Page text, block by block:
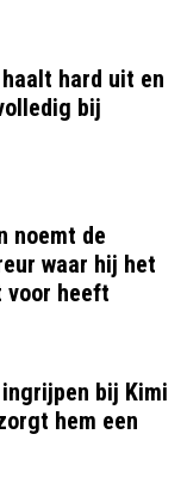
hard uit en
bij
noemt de
waar hij het
voor heeft
bij Kimi
hem een